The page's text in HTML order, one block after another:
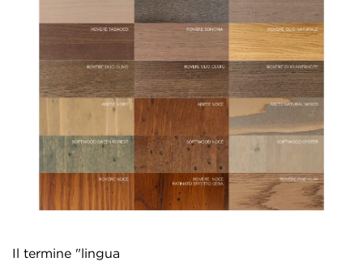
Il termine "lingua